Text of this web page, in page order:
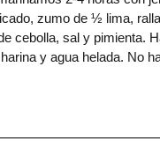
zumo de ½ lima,
cebolla, sal y pimienta.
y agua helada. No